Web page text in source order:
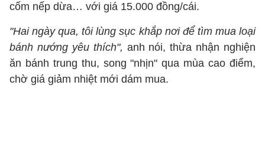
cốm nếp dừa… với giá 15.000 đồng/cái.
"Hai ngày qua, tôi lùng sục khắp nơi để tìm mua loại
bánh nướng yêu thích", anh nói, thừa nhận nghiện
ăn bánh trung thu, song "nhịn" qua mùa cao điểm,
chờ giá giảm nhiệt mới dám mua.